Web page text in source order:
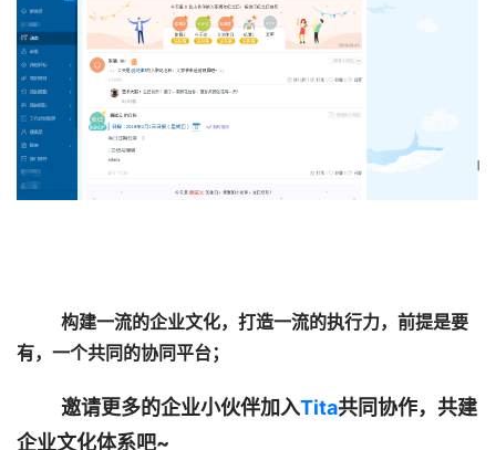
构建一流的企业文化，打造一流的执行力，前提是要
有，一个共同的协同平台；
邀请更多的企业小伙伴加入Tita共同协作，共建
企业文化体系吧~